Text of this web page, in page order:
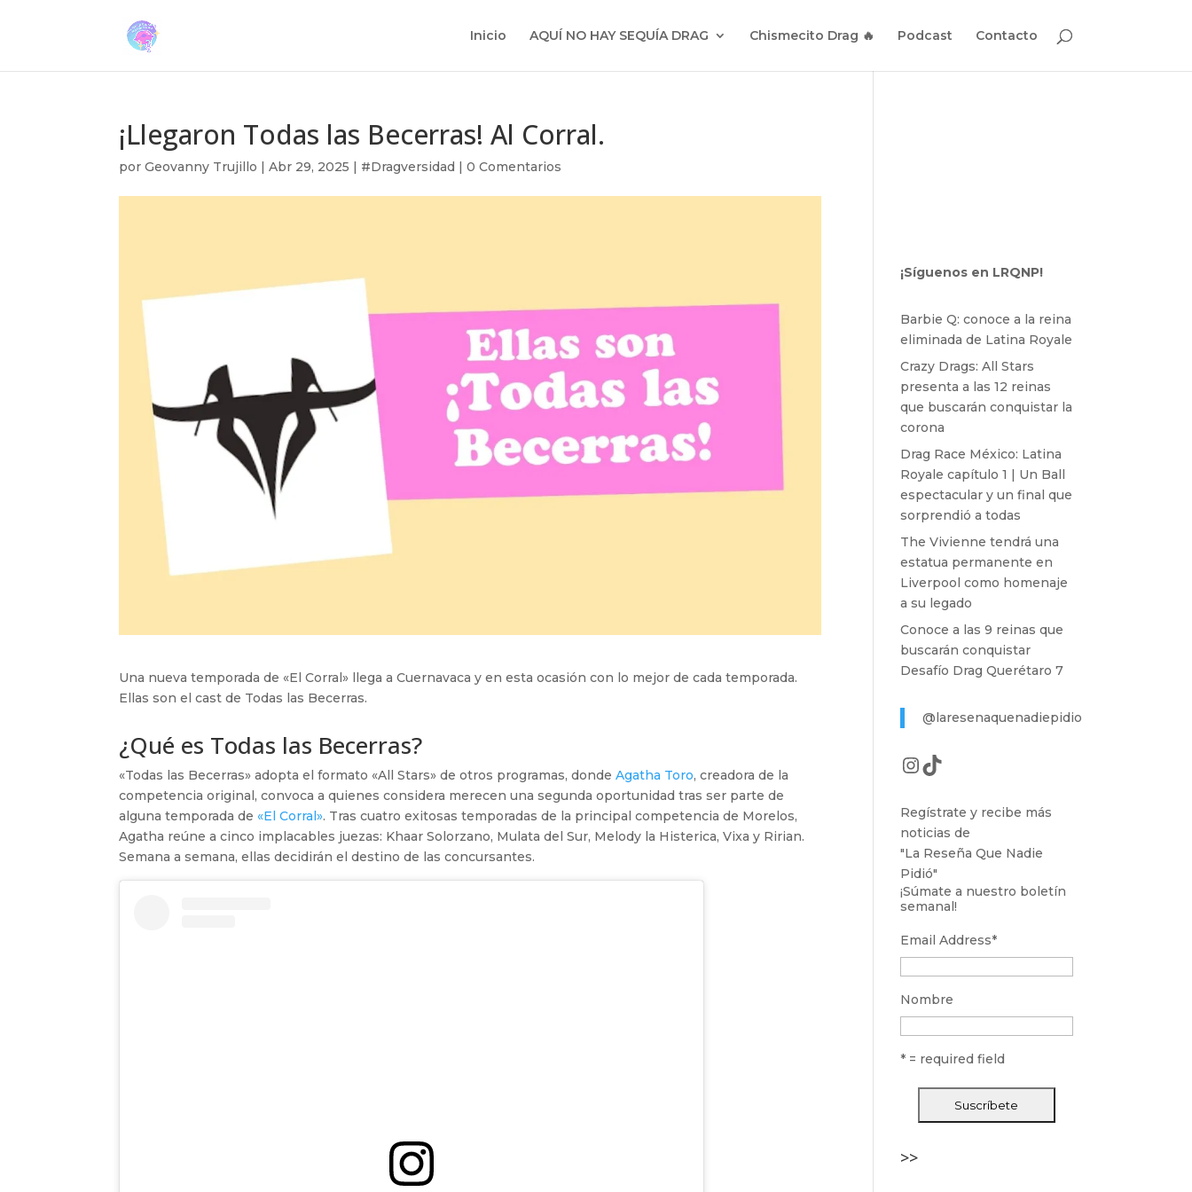
Inicio AQUÍ NO HAY SEQUÍA DRAG Chismecito Drag 🔥 Podcast Contacto
¡Llegaron Todas las Becerras! Al Corral.
porGeovanny Trujillo |Abr 29, 2025 | #Dragversidad |0 Comentarios
Una nueva temporada de «El Corral» llega a Cuernavaca y en esta ocasión con lo mejor de cada temporada.
Ellas son el cast de Todas las Becerras.
¿Qué es Todas las Becerras?
«Todas las Becerras» adopta el formato «All Stars» de otros programas, dondeAgatha Toro, creadora de la
competencia original, convoca a quienes considera merecen una segunda oportunidad tras ser parte de
alguna temporada de «El Corral». Tras cuatro exitosas temporadas de la principal competencia de Morelos,
Agatha reúne a cinco implacables juezas: Khaar Solorzano, Mulata del Sur, Melody la Histerica, Vixa y Ririan.
Semana a semana, ellas decidirán el destino de las concursantes.
¡Síguenos en LRQNP!
Barbie Q: conoce a la reina
eliminada de Latina Royale
Crazy Drags: All Stars
presenta a las 12 reinas
que buscarán conquistar la
corona
Drag Race México: Latina
Royale capítulo 1 | Un Ball
espectacular y un final que
sorprendió a todas
The Vivienne tendrá una
estatua permanente en
Liverpool como homenaje
a su legado
Conoce a las 9 reinas que
buscarán conquistar
Desafío Drag Querétaro 7
@laresenaquenadiepidio
Instagram
TikTok
Regístrate y recibe más
noticias de
"La Reseña Que Nadie
Pidió"
¡Súmate a nuestro boletín
semanal!
Email Address*
Nombre
* = required field
>>